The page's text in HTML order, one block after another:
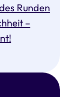
Runden
–